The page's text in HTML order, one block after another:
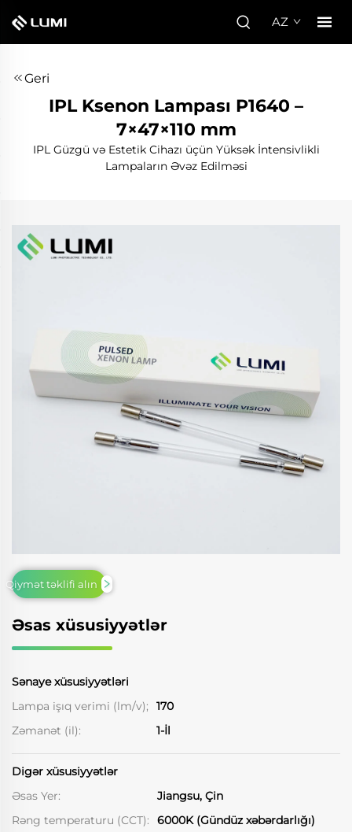
AZ
Geri
IPL Ksenon Lampası P1640 –
7×47×110 mm
IPL Güzgü və Estetik Cihazı üçün Yüksək İntensivlikli
Lampaların Əvəz Edilməsi
Əsas xüsusiyyətlər
Sənaye xüsusiyyətləri
Lampa işıq verimi (lm/v);
170
Zəmanət (il):
1-İl
Digər xüsusiyyətlər
Əsas Yer:
Jiangsu, Çin
Rəng temperaturu (CCT):
6000K (Gündüz xəbərdarlığı)
Qiymət təklifi alın